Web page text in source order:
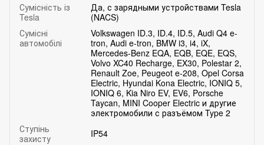
Сумісність із
Tesla
Да, с зарядными устройствами Tesla
(NACS)
Сумісні
автомобілі
Volkswagen ID.3, ID.4, ID.5, Audi Q4 e-
tron, Audi e-tron, BMW i3, i4, iX,
Mercedes-Benz EQA, EQB, EQE, EQS,
Volvo XC40 Recharge, EX30, Polestar 2,
Renault Zoe, Peugeot e-208, Opel Corsa
Electric, Hyundai Kona Electric, IONIQ 5,
IONIQ 6, Kia Niro EV, EV6, Porsche
Taycan, MINI Cooper Electric и другие
электромобили с разъёмом Type 2
Ступінь
захисту
IP54